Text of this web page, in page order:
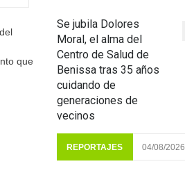
que
Se jubila Dolores
Moral, el alma del
Centro de Salud de
Benissa tras 35 años
cuidando de
generaciones de
vecinos
REPORTAJES 04/08/2026